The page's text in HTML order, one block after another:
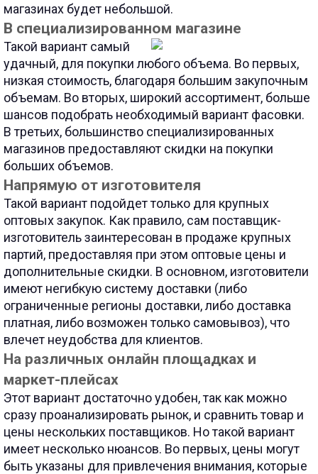
магазинах будет небольшой.
В специализированном магазине
Такой вариант самый
удачный, для покупки любого объема. Во первых,
низкая стоимость, благодаря большим закупочным
объемам. Во вторых, широкий ассортимент, больше
шансов подобрать необходимый вариант фасовки.
В третьих, большинство специализированных
магазинов предоставляют скидки на покупки
больших объемов.
Напрямую от изготовителя
Такой вариант подойдет только для крупных
оптовых закупок. Как правило, сам поставщик-
изготовитель заинтересован в продаже крупных
партий, предоставляя при этом оптовые цены и
дополнительные скидки. В основном, изготовители
имеют негибкую систему доставки (либо
ограниченные регионы доставки, либо доставка
платная, либо возможен только самовывоз), что
влечет неудобства для клиентов.
На различных онлайн площадках и
маркет-плейсах
Этот вариант достаточно удобен, так как можно
сразу проанализировать рынок, и сравнить товар и
цены нескольких поставщиков. Но такой вариант
имеет несколько нюансов. Во первых, цены могут
быть указаны для привлечения внимания, которые